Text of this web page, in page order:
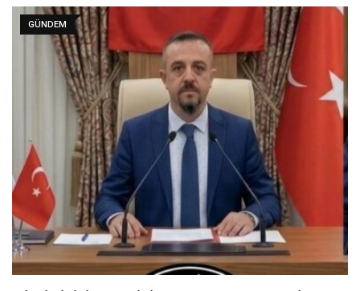
GÜNDEM